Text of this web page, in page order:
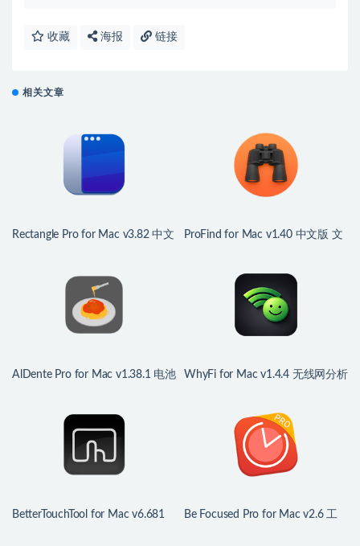
收藏 海报 链接
相关文章
Rectangle Pro for Mac v3.82 中文
ProFind for Mac v1.40 中文版 文
AlDente Pro for Mac v1.38.1 电池
WhyFi for Mac v1.4.4 无线网分析
BetterTouchTool for Mac v6.681
Be Focused Pro for Mac v2.6 工